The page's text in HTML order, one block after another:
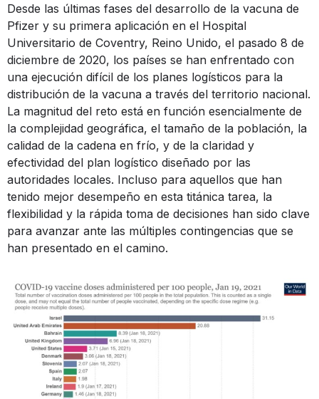
Desde las últimas fases del desarrollo de la vacuna de
Pfizer y su primera aplicación en el Hospital
Universitario de Coventry, Reino Unido, el pasado 8 de
diciembre de 2020, los países se han enfrentado con
una ejecución difícil de los planes logísticos para la
distribución de la vacuna a través del territorio nacional.
La magnitud del reto está en función esencialmente de
la complejidad geográfica, el tamaño de la población, la
calidad de la cadena en frío, y de la claridad y
efectividad del plan logístico diseñado por las
autoridades locales. Incluso para aquellos que han
tenido mejor desempeño en esta titánica tarea, la
flexibilidad y la rápida toma de decisiones han sido clave
para avanzar ante las múltiples contingencias que se
han presentado en el camino.